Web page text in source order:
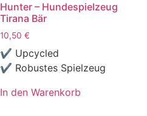
Hunter – Hundespielzeug
Tirana Bär
10,50 €
✔ Upcycled
✔ Robustes Spielzeug
In den Warenkorb